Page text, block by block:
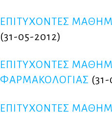
ΕΠΙΤΥΧΟΝΤΕΣ
(31-05-2012)
ΕΠΙΤΥΧΟΝΤΕΣ
ΦΑΡΜΑΚΟΛΟΓΙΑΣ
ΕΠΙΤΥΧΟΝΤΕΣ